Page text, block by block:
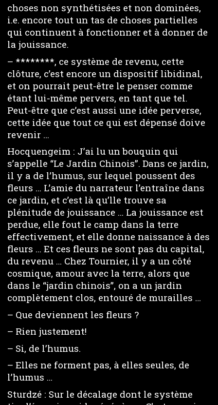
choses non synthétisées et non dominées,
i.e. encore tout un tas de choses partielles
qui continuent à fonctionner et à donner de
la jouissance.
– ********, ce système de revenu, cette
clôture, c’est encore un dispositif libidinal,
et on pourrait peut-être le penser comme
étant lui-même pervers, en tant que tel.
Peut-être que c’est aussi une idée perverse,
cette idée que tout ce qui est dépensé doive
revenir …
Hocquengeim : J’ai lu un bouquin qui
s’appelle “Le Jardin Chinois”. Dans ce jardin,
il y a de l’humus, sur lequel poussent des
fleurs … L’amie du narrateur l’entraîne dans
ce jardin, et c’est là qu’lle trouve sa
plénitude de jouissance … La jouissance est
perdue, elle fout le camp dans la terre
effectivement, et elle donne naissance à des
fleurs … Et ces fleurs ne sont pas du capital,
du revenu … Chez Tournier, il y a un côté
cosmique, amour avec la terre, alors que
dans le “jardin chinois”, on a un jardin
complètement clos, entouré de murailles …
– Que deviennent les fleurs ?
– Rien justement!
– Si, de l’humus.
– Elles ne forment pas, à elles seules, de
l’humus …
Sturdzé : Sur le décalage dont le système